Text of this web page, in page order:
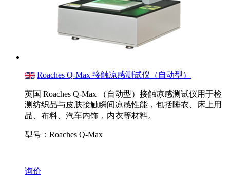
Roaches Q-Max 接触凉感测试仪（自动型）
英国 Roaches Q-Max （自动型）接触凉感测试仪用于检
测纺织品与皮肤接触瞬间凉感性能，包括睡衣、床上用
品、布料、汽车内饰，内衣等材料。
型号：Roaches Q-Max
询价